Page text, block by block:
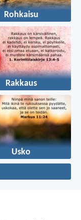
Rohkaisu
Rakkaus
Usko